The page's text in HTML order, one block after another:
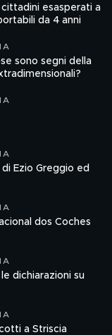
esasperati a
da 4 anni
sono segni della
Ezio Greggio ed
dos Coches
dichiarazioni su
a Striscia